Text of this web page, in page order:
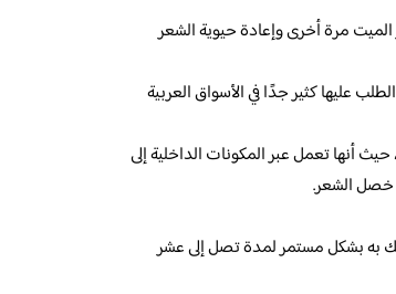
مرة أخرى وإعادة حيوية الشعر
عليها كثير جدًا في الأسواق العربية
أنها تعمل عبر المكونات الداخلية إلى
خصل الشعر.
به بشكل مستمر لمدة تصل إلى عشر